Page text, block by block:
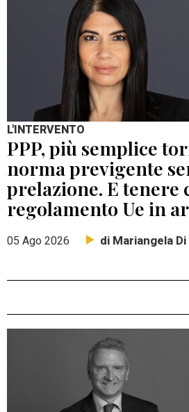
L'INTERVENTO
PPP, più semplice
norma previgente
prelazione. E tenere
regolamento Ue in
05 Ago 2026 di Mariangela